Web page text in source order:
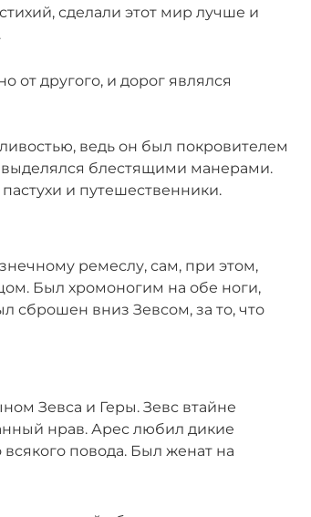
сделали этот мир лучше и
от другого, и дорог являлся
ведь он был покровителем
выделялся блестящими манерами.
и путешественники.
ремеслу, сам, при этом,
Был хромоногим на обе ноги,
сброшен вниз Зевсом, за то, что
Зевса и Геры. Зевс втайне
нрав. Арес любил дикие
повода. Был женат на